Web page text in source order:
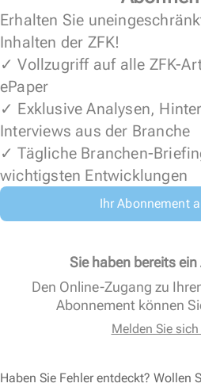
Erhalten Sie
Inhalten der ZFK!
✓ Vollzugriff auf alle ZFK-
ePaper
✓ Exklusive Analysen,
Interviews aus der Branche
✓ Tägliche Branchen-
wichtigsten Entwicklungen
Ihr Abonnement
Sie haben bereits
Den Online-Zugang zu
Abonnement können
Melden Sie
Haben Sie Fehler entdeckt? Wollen